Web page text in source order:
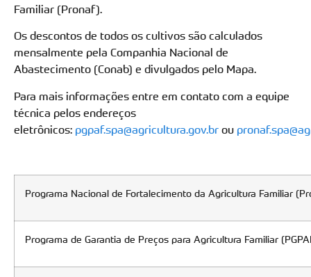
Familiar (Pronaf).
Os descontos de todos os cultivos são calculados
mensalmente pela Companhia Nacional de
Abastecimento (Conab) e divulgados pelo Mapa.
Para mais informações entre em contato com a equipe
técnica pelos endereços
eletrônicos: pgpaf.spa@agricultura.gov.br ou
Programa Nacional de Fortalecimento da Agricultura Familiar
Programa de Garantia de Preços para Agricultura Familiar